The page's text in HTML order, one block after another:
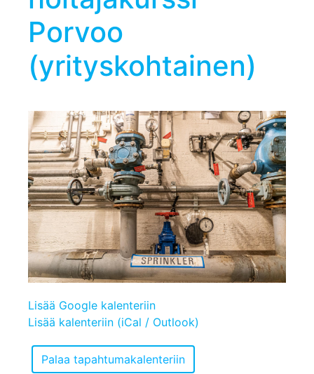
Porvoo
(yrityskohtainen)
Lisää Google kalenteriin
Lisää kalenteriin (iCal / Outlook)